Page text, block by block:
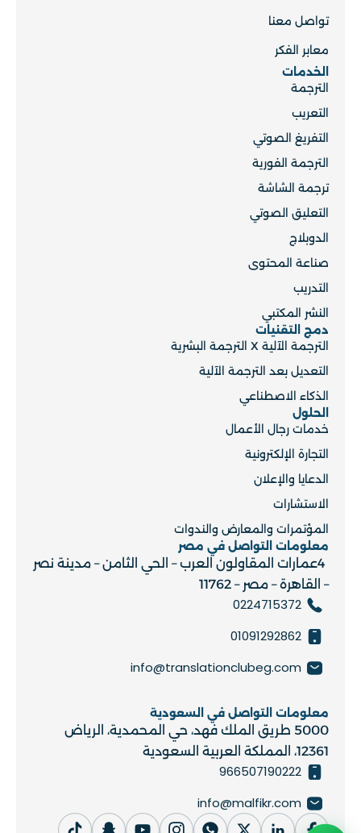
تواصل معنا
معابر الفكر
الخدمات
الترجمة
التعريب
التفريغ الصوتي
الترجمة الفورية
ترجمة الشاشة
التعليق الصوتي
الدوبلاج
صناعة المحتوى
التدريب
النشر المكتبي
دمج التقنيات
الترجمة الآلية X الترجمة البشرية
التعديل بعد الترجمة الآلية
الذكاء الاصطناعي
الحلول
خدمات رجال الأعمال
التجارة الإلكترونية
الدعايا والإعلان
الاستشارات
المؤتمرات والمعارض والندوات
معلومات التواصل في مصر
4عمارات المقاولون العرب – الحي الثامن – مدينة نصر
– القاهرة – مصر – 11762
0224715372
01091292862
info@translationclubeg.com
معلومات التواصل في السعودية
5000 طريق الملك فهد، حي المحمدية، الرياض
12361، المملكة العربية السعودية
966507190222
info@malfikr.com